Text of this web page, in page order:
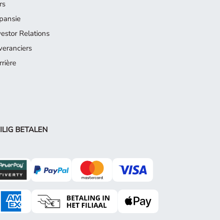
Relations
BETALEN